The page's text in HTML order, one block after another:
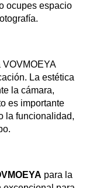
ocupes espacio
La estética
la cámara,
es importante
la funcionalidad,
para la